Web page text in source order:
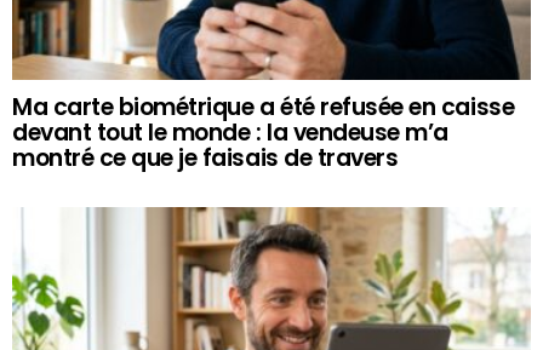
Ma carte biométrique a été refusée en caisse
devant tout le monde : la vendeuse m’a
montré ce que je faisais de travers